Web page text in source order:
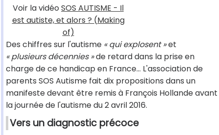
Voir la vidéo SOS AUTISME - Il
est autiste, et alors ? (Making
of)
Des chiffres sur l'autisme « qui explosent »et
« plusieurs décennies »de retard dans la prise en
charge de ce handicap en France… L'association de
parents SOS Autisme fait dix propositions dans un
manifeste devant être remis à François Hollande avant
la journée de l'autisme du 2 avril 2016.
Vers un diagnostic précoce